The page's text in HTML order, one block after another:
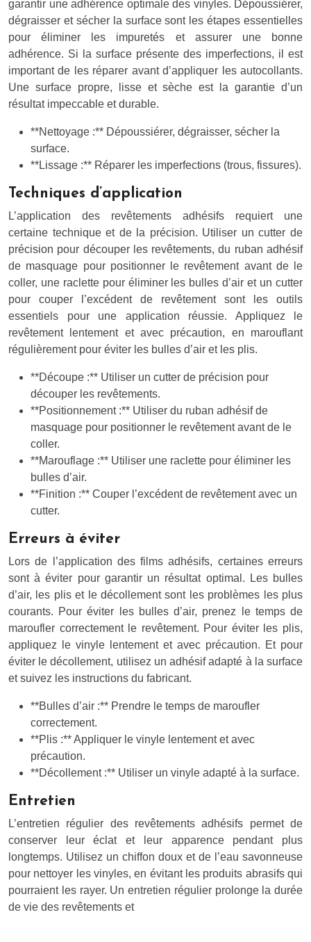
garantir une adhérence optimale des vinyles. Dépoussiérer,
dégraisser et sécher la surface sont les étapes essentielles
pour éliminer les impuretés et assurer une bonne
adhérence. Si la surface présente des imperfections, il est
important de les réparer avant d’appliquer les autocollants.
Une surface propre, lisse et sèche est la garantie d’un
résultat impeccable et durable.
**Nettoyage :** Dépoussiérer, dégraisser, sécher la
surface.
**Lissage :** Réparer les imperfections (trous, fissures).
Techniques d’application
L’application des revêtements adhésifs requiert une
certaine technique et de la précision. Utiliser un cutter de
précision pour découper les revêtements, du ruban adhésif
de masquage pour positionner le revêtement avant de le
coller, une raclette pour éliminer les bulles d’air et un cutter
pour couper l’excédent de revêtement sont les outils
essentiels pour une application réussie. Appliquez le
revêtement lentement et avec précaution, en marouflant
régulièrement pour éviter les bulles d’air et les plis.
**Découpe :** Utiliser un cutter de précision pour
découper les revêtements.
**Positionnement :** Utiliser du ruban adhésif de
masquage pour positionner le revêtement avant de le
coller.
**Marouflage :** Utiliser une raclette pour éliminer les
bulles d’air.
**Finition :** Couper l’excédent de revêtement avec un
cutter.
Erreurs à éviter
Lors de l’application des films adhésifs, certaines erreurs
sont à éviter pour garantir un résultat optimal. Les bulles
d’air, les plis et le décollement sont les problèmes les plus
courants. Pour éviter les bulles d’air, prenez le temps de
maroufler correctement le revêtement. Pour éviter les plis,
appliquez le vinyle lentement et avec précaution. Et pour
éviter le décollement, utilisez un adhésif adapté à la surface
et suivez les instructions du fabricant.
**Bulles d’air :** Prendre le temps de maroufler
correctement.
**Plis :** Appliquer le vinyle lentement et avec
précaution.
**Décollement :** Utiliser un vinyle adapté à la surface.
Entretien
L’entretien régulier des revêtements adhésifs permet de
conserver leur éclat et leur apparence pendant plus
longtemps. Utilisez un chiffon doux et de l’eau savonneuse
pour nettoyer les vinyles, en évitant les produits abrasifs qui
pourraient les rayer. Un entretien régulier prolonge la durée
de vie des revêtements et